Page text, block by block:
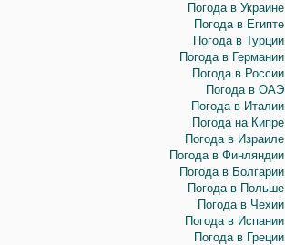
Погода в Украине
Погода в Египте
Погода в Турции
Погода в Германии
Погода в России
Погода в ОАЭ
Погода в Италии
Погода на Кипре
Погода в Израиле
Погода в Финляндии
Погода в Болгарии
Погода в Польше
Погода в Чехии
Погода в Испании
Погода в Греции